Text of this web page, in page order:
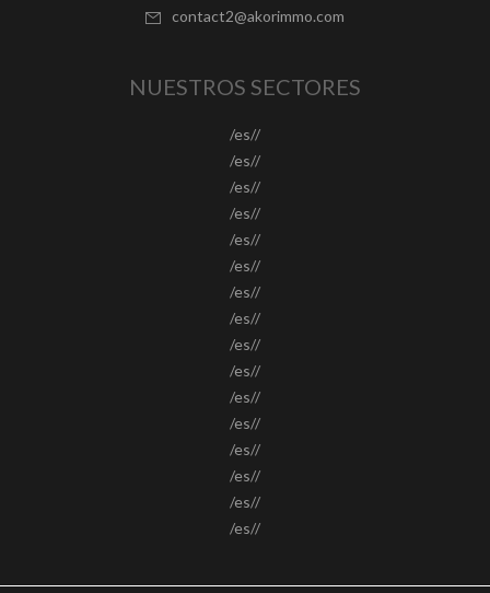
contact2@akorimmo.com
NUESTROS SECTORES
/es//
/es//
/es//
/es//
/es//
/es//
/es//
/es//
/es//
/es//
/es//
/es//
/es//
/es//
/es//
/es//